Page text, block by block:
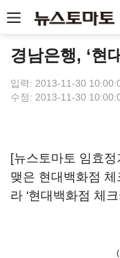
경남은행, ‘현
입력: 2013-11-30
수정: 2013-11-30
[뉴스토마토 임효
맺은 현대백화점
라 '현대백화점 체